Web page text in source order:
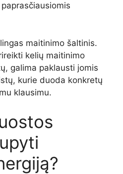
maitinimo šaltinis.
kelių maitinimo
galima paklausti jomis
kurie duoda konkretų
klausimu.